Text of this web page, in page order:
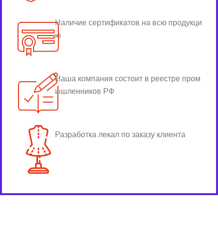
Наличие сертификатов на всю продукци
ю
Наша компания состоит в реестре пром
ышленников РФ
Разработка лекал по заказу клиента